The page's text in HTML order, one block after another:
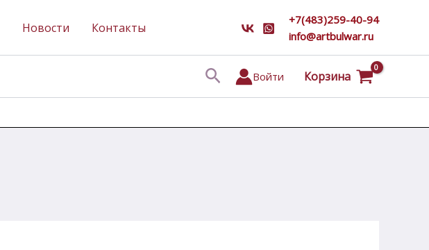
Новости Контакты
+7(483)259-40-94
info@artbulwar.ru
ПоискВойти Корзина